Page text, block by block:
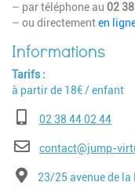
– par téléphone au 02
– ou directementen
Tarifs
à partir de 18€ / enfant
Téléphone02 38 44 02 44
E-mailcontact@jump-
Adresse23/25 avenue de